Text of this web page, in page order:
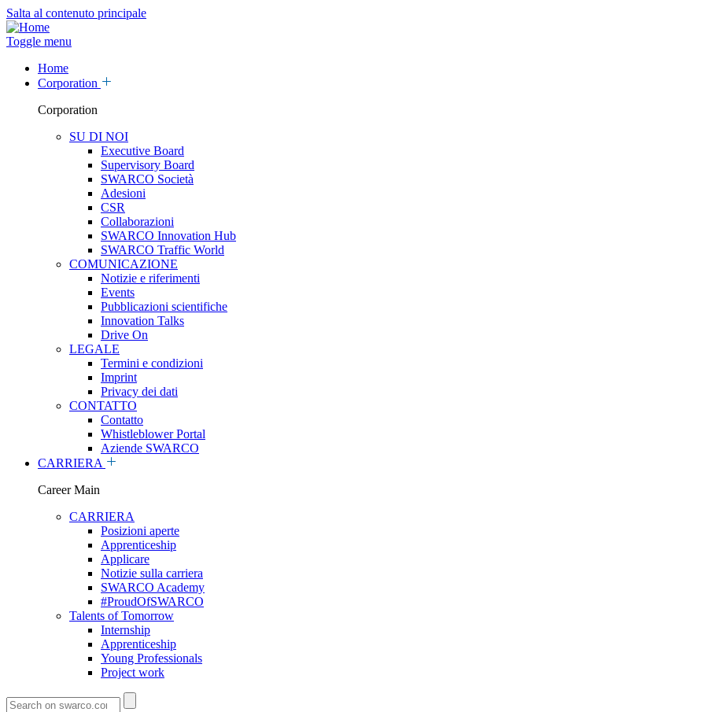
Salta al contenuto principale
Toggle menu
Home
Corporation
Corporation
SU DI NOI
Executive Board
Supervisory Board
SWARCO Società
Adesioni
CSR
Collaborazioni
SWARCO Innovation Hub
SWARCO Traffic World
COMUNICAZIONE
Notizie e riferimenti
Events
Pubblicazioni scientifiche
Innovation Talks
Drive On
LEGALE
Termini e condizioni
Imprint
Privacy dei dati
CONTATTO
Contatto
Whistleblower Portal
Aziende SWARCO
CARRIERA
Career Main
CARRIERA
Posizioni aperte
Apprenticeship
Applicare
Notizie sulla carriera
SWARCO Academy
#ProudOfSWARCO
Talents of Tomorrow
Internship
Apprenticeship
Young Professionals
Project work